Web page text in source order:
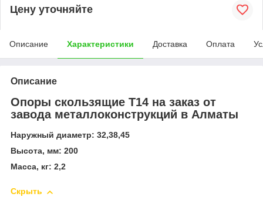
Цену уточняйте
Описание Характеристики Доставка Оплата
Описание
Опоры скользящие Т14 на заказ от
завода металлоконструкций в Алматы
Наружный диаметр: 32,38,45
Высота, мм: 200
Масса, кг: 2,2
Скрыть